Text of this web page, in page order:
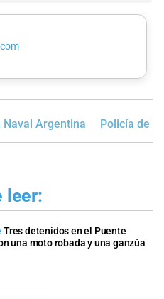
Argentina Policía de
leer:
Tres detenidos en el Puente
una moto robada y una ganzúa